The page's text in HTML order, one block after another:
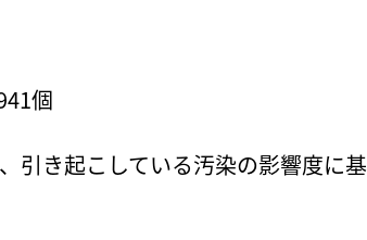
個
引き起こしている汚染の影響度に基